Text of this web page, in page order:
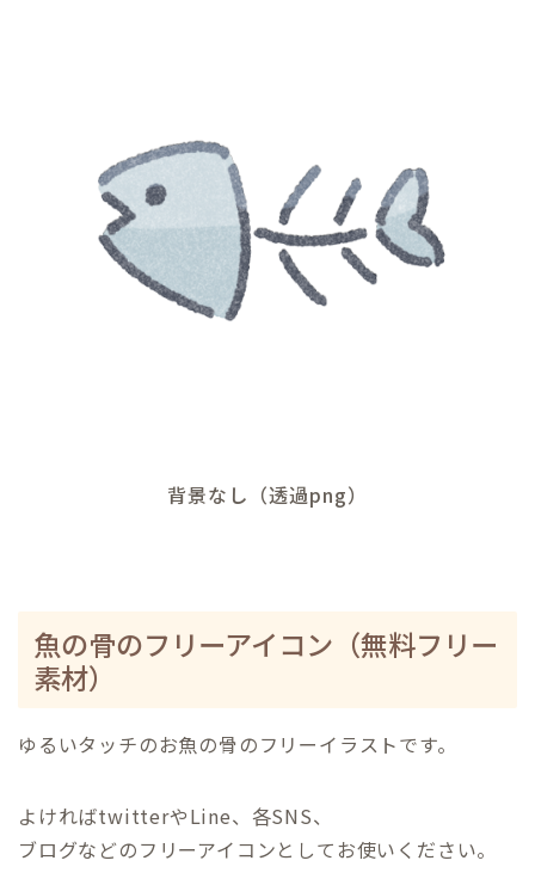
背景なし（透過png）
魚の骨のフリーアイコン（無料フリー
素材）
ゆるいタッチのお魚の骨のフリーイラストです。
よければtwitterやLine、各SNS、
ブログなどのフリーアイコンとしてお使いください。